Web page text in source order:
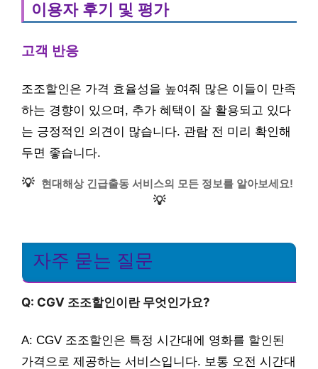
이용자 후기 및 평가
고객 반응
조조할인은 가격 효율성을 높여줘 많은 이들이 만족
하는 경향이 있으며, 추가 혜택이 잘 활용되고 있다
는 긍정적인 의견이 많습니다. 관람 전 미리 확인해
두면 좋습니다.
💡 현대해상 긴급출동 서비스의 모든 정보를 알아보세요!
💡
자주 묻는 질문
Q: CGV 조조할인이란 무엇인가요?
A: CGV 조조할인은 특정 시간대에 영화를 할인된
가격으로 제공하는 서비스입니다. 보통 오전 시간대